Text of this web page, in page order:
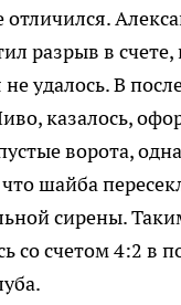
отличился.
разрыв в
удалось. В
казалось,
ворота,
шайба
сирены.
со счетом 4:2 в